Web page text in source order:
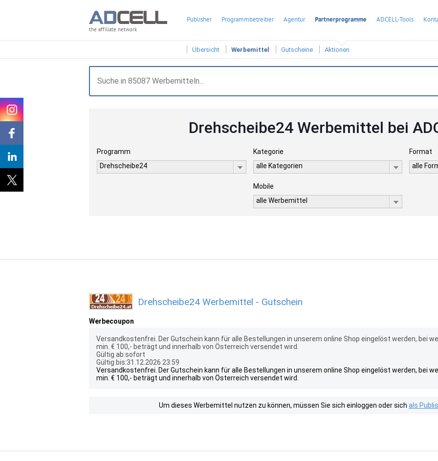
the affiliate network
Publisher Programmbetreiber Agentur Partnerprogramme ADCELL-Tools
Übersicht Werbemittel Gutscheine Aktionen
Drehscheibe24 Werbemittel bei
Programm
Drehscheibe24
Kategorie
alle Kategorien
Format
alle
Mobile
alle Werbemittel
Drehscheibe24 Werbemittel - Gutschein
Werbecoupon
Versandkostenfrei. Der Gutschein kann für alle Bestellungen in unserem online Shop eingelöst werden, bei
min. € 100,- beträgt und innerhalb von Österreich versendet wird.
Gültig ab:sofort
Gültig bis:31.12.2026 23:59
Versandkostenfrei. Der Gutschein kann für alle Bestellungen in unserem online Shop eingelöst werden, bei
min. € 100,- beträgt und innerhalb von Österreich versendet wird.
Um dieses Werbemittel nutzen zu können, müssen Sie sich einloggen oder sich als